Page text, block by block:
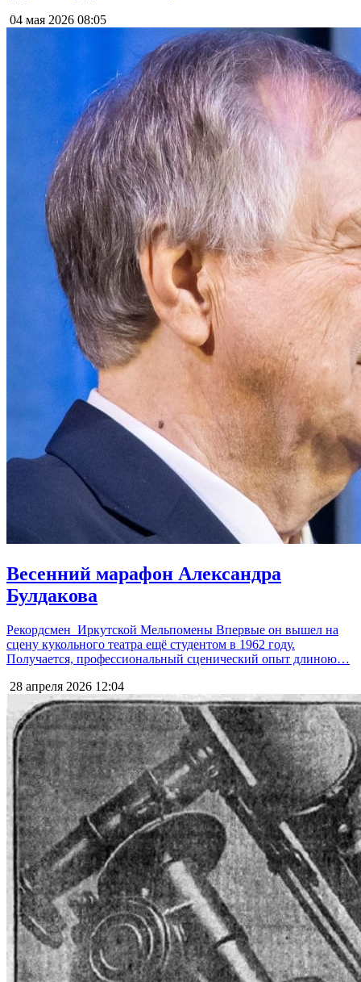
04 мая 2026 08:05
Весенний марафон Александра
Булдакова
Рекордсмен Иркутской Мельпомены Впервые он вышел на
сцену кукольного театра ещё студентом в 1962 году.
Получается, профессиональный сценический опыт длиною…
28 апреля 2026 12:04